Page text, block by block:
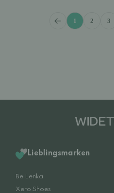
1 2 3
Lieblingsmarken
Be Lenka
Xero Shoes